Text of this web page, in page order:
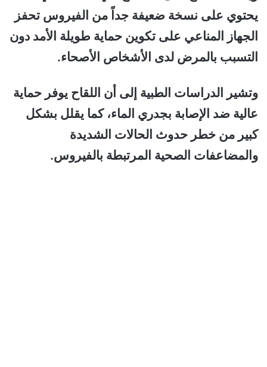
يحتوي على نسخة ضعيفة جداً من الفيروس تحفز
الجهاز المناعي على تكوين حماية طويلة الأمد دون
التسبب بالمرض لدى الأشخاص الأصحاء.
وتشير الدراسات الطبية إلى أن اللقاح يوفر حماية
عالية ضد الإصابة بجدري الماء، كما يقلل بشكل
كبير من خطر حدوث الحالات الشديدة
والمضاعفات الصحية المرتبطة بالفيروس.